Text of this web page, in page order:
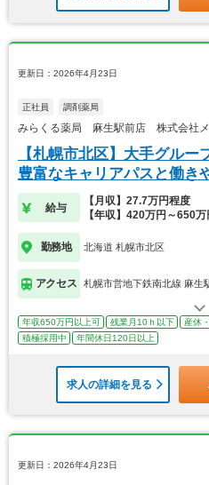
更新日：2026年4月23日
正社員 調剤薬局
みらくる薬局 麻生駅前店 株式会社メ
【札幌市北区】大手グルー
豊富なキャリアパスと働き
給与
【月収】27.7万円程度
【年収】420万円～650万
勤務地 北海道 札幌市北区
アクセス 札幌市営地下鉄南北線 麻生
年収650万円以上可 残業月10ｈ以下 産休
積極採用中
年間休日120日以上
求人の詳細を見る
更新日：2026年4月23日